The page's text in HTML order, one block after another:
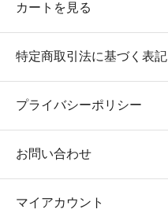
カートを見る
特定商取引法に基づく表記
プライバシーポリシー
お問い合わせ
マイアカウント